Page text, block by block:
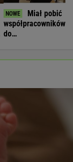
Miał pobić
współpracowników
do